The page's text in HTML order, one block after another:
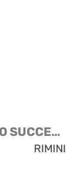
ARTICOLO SUCCESSIVO
RIMINI